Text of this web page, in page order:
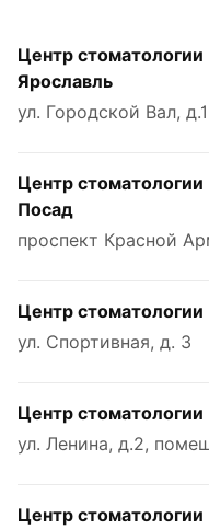
Центр
Ярославль
ул. Городской Вал,
Центр
Посад
проспект Красной
Центр
ул. Спортивная, д. 3
Центр
ул. Ленина, д.2,
Центр